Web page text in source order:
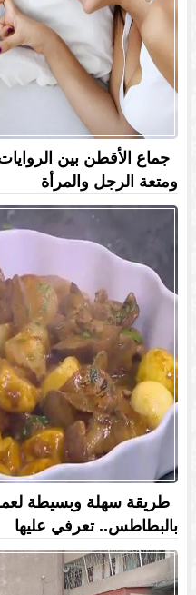
جماع الأقطن بين الروايات
ومتعة الرجل والمرأة
طريقة سهلة وبسيطة
بالبطاطس.. تعرفي عليها